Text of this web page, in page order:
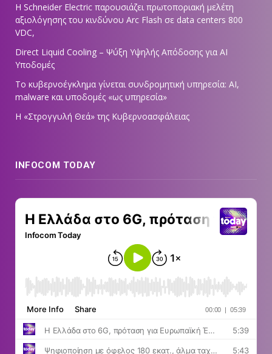
Η Schneider Electric παρουσιάζει πρωτοποριακή μελέτη
αξιολόγησης του κινδύνου Arc Flash σε data centers 800
VDC,
Direct Liquid Cooling – Ψύξη Υψηλής Απόδοσης για AI
Υποδομές
Το κυβερνοέγκλημα γίνεται συνδρομητική υπηρεσία: AI,
malware και υποδομές «ως υπηρεσία»
Η «Στρογγυλή Θεά» της Κυβερνοασφάλειας
INFOCOM TODAY